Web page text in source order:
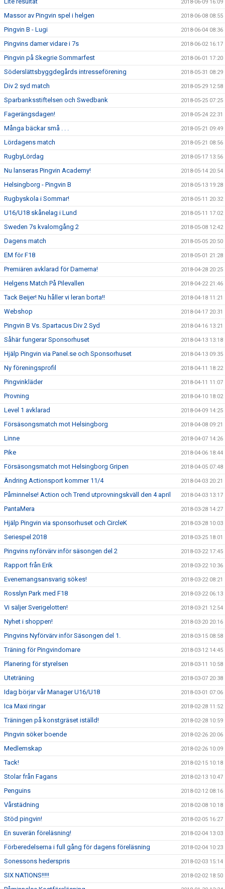
2018-06-09 16:09
Massor av Pingvin spel i helgen 2018-06-08 08:55
Pingvin B - Lugi 2018-06-04 08:36
Pingvins damer vidare i 7s 2018-06-02 16:17
Pingvin på Skegrie Sommarfest 2018-06-01 17:20
Söderslättsbyggdegårds intresseförening 2018-05-31 08:29
Div 2 syd match 2018-05-29 12:58
Sparbanksstiftelsen och Swedbank 2018-05-25 07:25
Fagerängsdagen! 2018-05-24 22:31
Många bäckar små . . . 2018-05-21 09:49
Lördagens match 2018-05-21 08:56
RugbyLördag 2018-05-17 13:56
Nu lanseras Pingvin Academy! 2018-05-14 20:54
Helsingborg - Pingvin B 2018-05-13 19:28
Rugbyskola i Sommar! 2018-05-11 20:32
U16/U18 skånelag i Lund 2018-05-11 17:02
Sweden 7s kvalomgång 2 2018-05-08 12:42
Dagens match 2018-05-05 20:50
EM för F18 2018-05-01 21:28
Premiären avklarad för Damerna! 2018-04-28 20:25
Helgens Match På Pilevallen 2018-04-22 21:46
Tack Beijer! Nu håller vi leran borta!! 2018-04-18 11:21
Webshop 2018-04-17 20:31
Pingvin B Vs. Spartacus Div 2 Syd 2018-04-16 13:21
Såhär fungerar Sponsorhuset 2018-04-13 13:18
Hjälp Pingvin via Panel.se och Sponsorhuset 2018-04-13 09:35
Ny föreningsprofil 2018-04-11 18:22
Pingvinkläder 2018-04-11 11:07
Provning 2018-04-10 18:02
Level 1 avklarad 2018-04-09 14:25
Försäsongsmatch mot Helsingborg 2018-04-08 09:21
Linne 2018-04-07 14:26
Pike 2018-04-06 18:44
Försäsongsmatch mot Helsingborg Gripen 2018-04-05 07:48
Ändring Actionsport kommer 11/4 2018-04-03 20:21
Påminnelse! Action och Trend utprovningskväll den 4 april 2018-04-03 13:17
PantaMera 2018-03-28 14:27
Hjälp Pingvin via sponsorhuset och CircleK 2018-03-28 10:03
Seriespel 2018 2018-03-25 18:01
Pingvins nyförvärv inför säsongen del 2 2018-03-22 17:45
Rapport från Erik 2018-03-22 10:36
Evenemangsansvarig sökes! 2018-03-22 08:21
Rosslyn Park med F18 2018-03-22 06:13
Vi säljer Sverigelotten! 2018-03-21 12:54
Nyhet i shoppen! 2018-03-20 20:16
Pingvins Nyförvärv inför Säsongen del 1. 2018-03-15 08:58
Träning för Pingvindomare 2018-03-12 14:45
Planering för styrelsen 2018-03-11 10:58
Uteträning 2018-03-07 20:38
Idag börjar vår Manager U16/U18 2018-03-01 07:06
Ica Maxi ringar 2018-02-28 11:52
Träningen på konstgräset iställd! 2018-02-28 10:59
Pingvin söker boende 2018-02-26 20:06
Medlemskap 2018-02-26 10:09
Tack! 2018-02-15 10:18
Stolar från Fagans 2018-02-13 10:47
Penguins 2018-02-12 08:16
Vårstädning 2018-02-08 10:18
Stöd pingvin! 2018-02-05 16:27
En suverän föreläsning! 2018-02-04 13:03
Förberedelserna i full gång för dagens föreläsning 2018-02-04 10:23
Sonessons hederspris 2018-02-03 15:14
SIX NATIONS!!!!! 2018-02-02 18:50